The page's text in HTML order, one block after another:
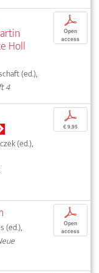
Holl
(ed.),
4
p
Open
access
(ed.),
p
€ 9,95
(ed.),
p
Open
access